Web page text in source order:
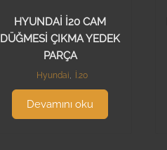
HYUNDAİ İ20 CAM
DÜĞMESİ ÇIKMA YEDEK
PARÇA
Hyundai, İ.20
Devamını oku